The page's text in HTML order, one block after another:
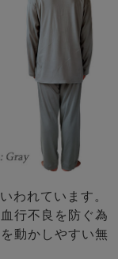
われています。
行不良を防ぐ為
動かしやすい無